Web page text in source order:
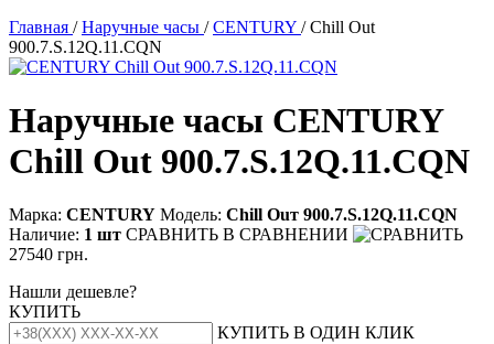
Главная /Наручные часы /CENTURY / Chill Out
900.7.S.12Q.11.CQN
Наручные часы CENTURY
Chill Out 900.7.S.12Q.11.CQN
Марка: CENTURY Модель: Сhill Оuт 900.7.S.12Q.11.СQN
Наличие: 1 шт СРАВНИТЬ В СРАВНЕНИИ
27540 грн.
Нашли дешевле?
КУПИТЬ
КУПИТЬ В ОДИН КЛИК